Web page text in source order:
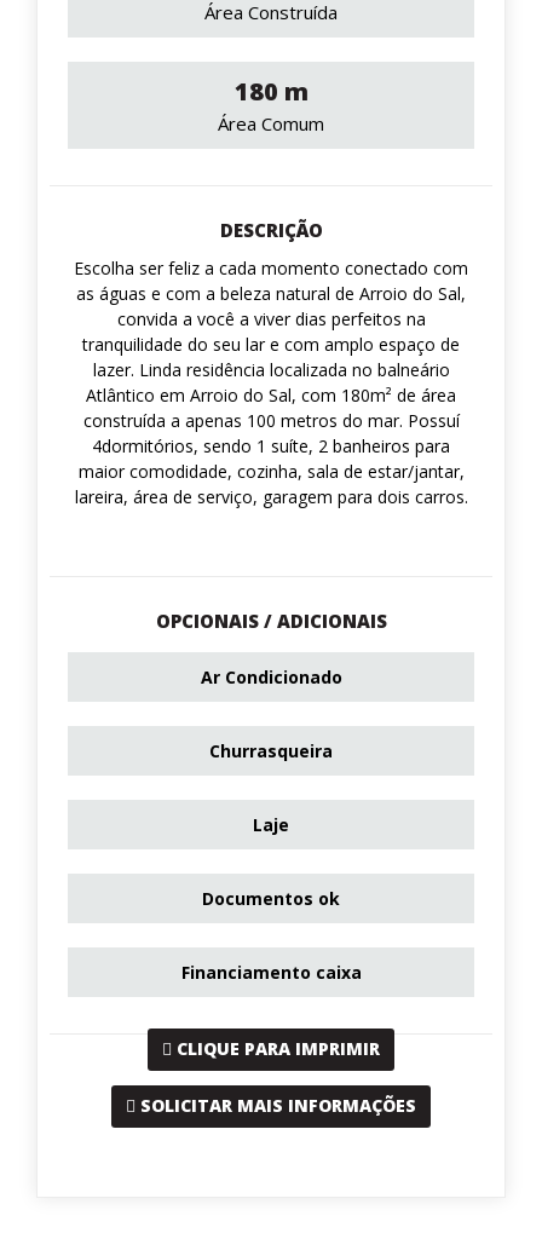
Área Construída
180 m
Área Comum
DESCRIÇÃO
Escolha ser feliz a cada momento conectado com
as águas e com a beleza natural de Arroio do Sal,
convida a você a viver dias perfeitos na
tranquilidade do seu lar e com amplo espaço de
lazer. Linda residência localizada no balneário
Atlântico em Arroio do Sal, com 180m² de área
construída a apenas 100 metros do mar. Possuí
4dormitórios, sendo 1 suíte, 2 banheiros para
maior comodidade, cozinha, sala de estar/jantar,
lareira, área de serviço, garagem para dois carros.
OPCIONAIS / ADICIONAIS
Ar Condicionado
Churrasqueira
Laje
Documentos ok
Financiamento caixa
CLIQUE PARA IMPRIMIR
SOLICITAR MAIS INFORMAÇÕES